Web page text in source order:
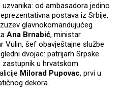
od ambasadora jedino
postava iz Srbije,
glavnokomandujućeg
Ana Brnabić, ministar
Vulin, šef obavještajne službe
dvojac: patrijarh Srpske
zastupnik u hrvatskom
Milorad Pupovac, prvi u
dekora.